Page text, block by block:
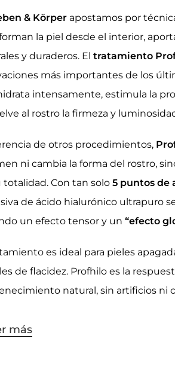
& Körper apostamos por
la piel desde el interior,
y duraderos. El tratamiento
más importantes de los
intensamente, estimula la
al rostro la firmeza y
de otros procedimientos,
ni cambia la forma del rostro,
totalidad. Con tan solo 5 puntos de
de ácido hialurónico ultrapuro
un efecto tensor y un “efecto
es ideal para pieles
de flacidez. Profhilo es la
natural, sin artificios ni
más